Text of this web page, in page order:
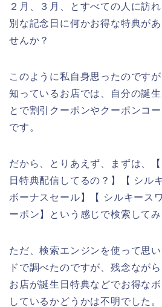
２月、３月、とすべての人に訪
別な記念日に何かお得な特典が
せんか？
このように私自身思ったのです
知っているお店では、自分の誕
とで割引クーポンやクーポンコ
です。
だから、とりあえず、まずは、
日特典配信してるの？】【 シル
ボーナスセール】【 シルキース
ーポン】という感じで検索して
ただ、検索エンジンを使って思
ドで調べたのですが、残念なが
お店が誕生日特典などでお得な
しているかどうかは不明でした。